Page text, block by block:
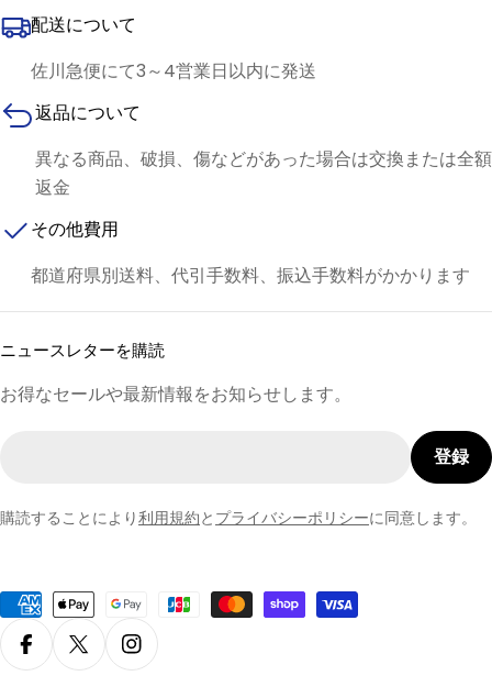
配送について
佐川急便にて3～4営業日以内に発送
返品について
異なる商品、破損、傷などがあった場合は交換または全額
返金
その他費用
都道府県別送料、代引手数料、振込手数料がかかります
ニュースレターを購読
お得なセールや最新情報をお知らせします。
登録
購読することにより利用規約と プライバシーポリシーに同意します。
FacebookX (Twitter)Instagram